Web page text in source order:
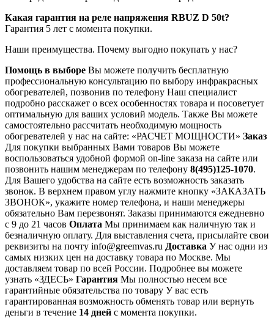
Какая гарантия на реле напряжения RBUZ D 50t?
Гарантия 5 лет с момента покупки.
Наши преимущества. Почему выгодно покупать у нас?
Помощь в выборе Вы можете получить бесплатную
профессиональную консультацию по выбору инфракрасных
обогревателей, позвонив по телефону Наш специалист
подробно расскажет о всех особенностях товара и посоветует
оптимальную для ваших условий модель. Также Вы можете
самостоятельно рассчитать необходимую мощность
обогревателей у нас на сайте: «РАСЧЕТ МОЩНОСТИ» Заказ
Для покупки выбранных Вами товаров Вы можете
воспользоваться удобной формой on-line заказа на сайте или
позвонить нашим менеджерам по телефону 8(495)125-1070.
Для Вашего удобства на сайте есть возможность заказать
звонок. В верхнем правом углу нажмите кнопку «ЗАКАЗАТЬ
ЗВОНОК», укажите номер телефона, и наши менеджеры
обязательно Вам перезвонят. Заказы принимаются ежедневно
с 9 до 21 часов Оплата Мы принимаем как наличную так и
безналичную оплату. Для выставления счета, присылайте свои
реквизиты на почту info@greemvas.ru Доставка У нас одни из
самых низких цен на доставку товара по Москве. Мы
доставляем товар по всей России. Подробнее вы можете
узнать «ЗДЕСЬ» Гарантия Мы полностью несем все
гарантийные обязательства по товару У вас есть
гарантированная возможность обменять товар или вернуть
деньги в течение 14 дней с момента покупки.